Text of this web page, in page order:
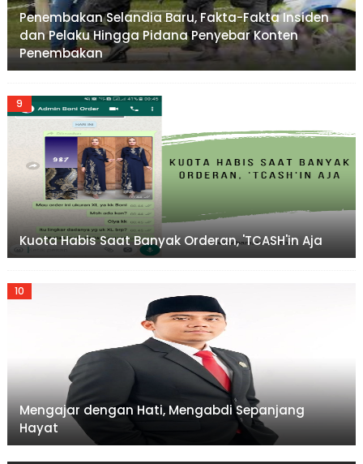
Penembakan Selandia Baru, Fakta-Fakta Insiden
dan Pelaku Hingga Pidana Penyebar Konten
Penembakan
Kuota Habis Saat Banyak Orderan, 'TCASH'in Aja
Mengajar dengan Hati, Mengabdi Sepanjang
Hayat